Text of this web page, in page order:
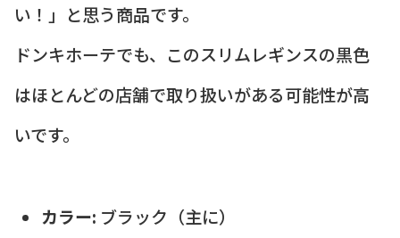
い！」と思う商品です。
ドンキホーテでも、このスリムレギンスの黒色
はほとんどの店舗で取り扱いがある可能性が高
いです。
カラー: ブラック（主に）